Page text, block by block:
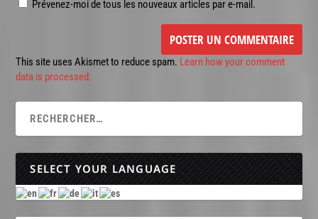
Prévenez-moi de tous les nouveaux articles par e-mail.
This site uses Akismet to reduce spam. Learn how your comment
data is processed.
SELECT YOUR LANGUAGE